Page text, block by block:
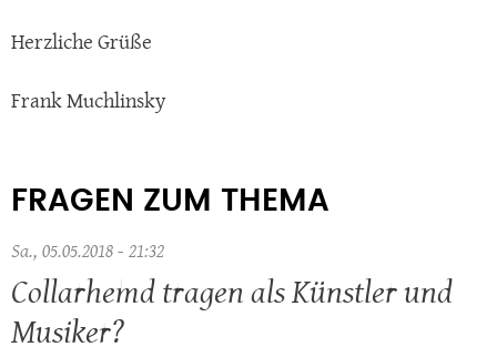
Herzliche Grüße
Frank Muchlinsky
FRAGEN ZUM THEMA
Sa., 05.05.2018 - 21:32
Collarhemd tragen als Künstler und
Musiker?